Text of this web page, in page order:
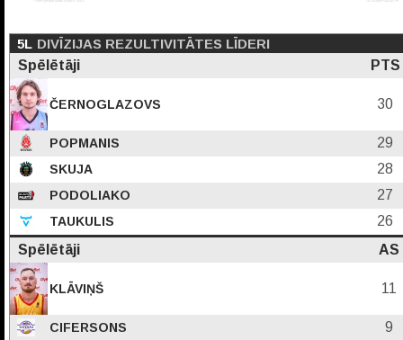
5L DIVĪZIJAS REZULTIVITĀTES LĪDERI
Spēlētāji
PTS
ČERNOGLAZOVS 30
POPMANIS 29
SKUJA 28
PODOLIAKO 27
TAUKULIS
26
Spēlētāji
AS
KLĀVIŅŠ 11
CIFERSONS 9